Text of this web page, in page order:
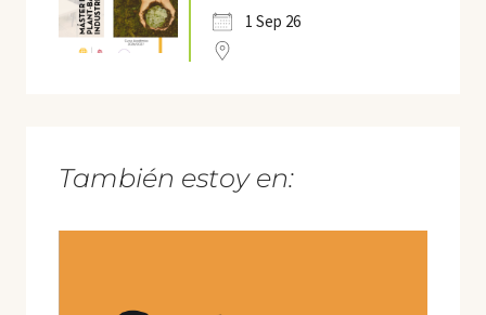
1 Sep 26
También estoy en: